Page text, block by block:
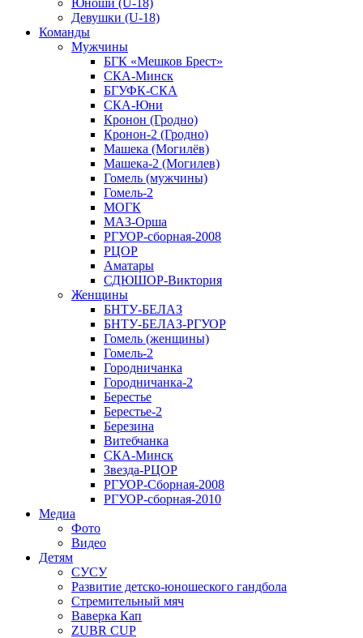
Юноши (U-18)
Девушки (U-18)
Команды
Мужчины
БГК «Мешков Брест»
СКА-Минск
БГУФК-СКА
СКА-Юни
Кронон (Гродно)
Кронон-2 (Гродно)
Машека (Могилёв)
Машека-2 (Могилев)
Гомель (мужчины)
Гомель-2
МОГК
МАЗ-Орша
РГУОР-сборная-2008
РЦОР
Аматары
СДЮШОР-Виктория
Женщины
БНТУ-БЕЛАЗ
БНТУ-БЕЛАЗ-РГУОР
Гомель (женщины)
Гомель-2
Городничанка
Городничанка-2
Берестье
Берестье-2
Березина
Витебчанка
СКА-Минск
Звезда-РЦОР
РГУОР-Сборная-2008
РГУОР-сборная-2010
Медиа
Фото
Видео
Детям
СУСУ
Развитие детско-юношеского гандбола
Стремительный мяч
Ваверка Кап
ZUBR CUP